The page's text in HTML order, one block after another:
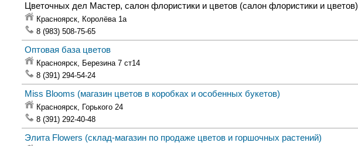
Цветочных дел Мастер, салон флористики и цветов (салон флористики и цветов)
Красноярск, Королёва 1а
8 (983) 508-75-65
Оптовая база цветов
Красноярск, Березина 7 ст14
8 (391) 294-54-24
Miss Blooms (магазин цветов в коробках и особенных букетов)
Красноярск, Горького 24
8 (391) 292-40-48
Элита Flowers (склад-магазин по продаже цветов и горшочных растений)